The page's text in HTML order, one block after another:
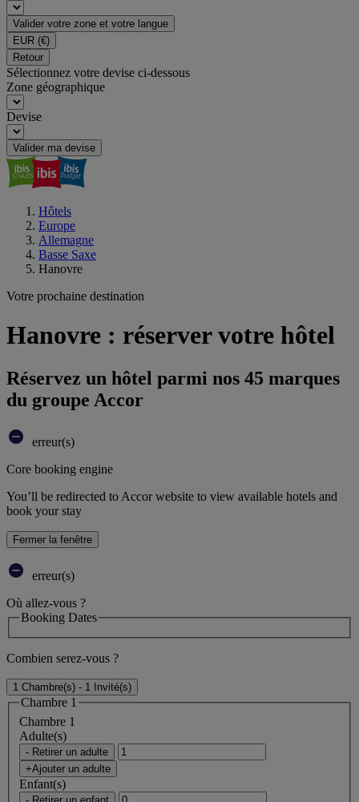
Valider votre zone et votre langue
EUR (€)
Retour
Sélectionnez votre devise ci-dessous
Zone géographique
Devise
Valider ma devise
Hôtels
Europe
Allemagne
Basse Saxe
Hanovre
Votre prochaine destination
Hanovre : réserver votre hôtel
Réservez un hôtel parmi nos 45 marques
du groupe Accor
erreur(s)
Core booking engine
You’ll be redirected to Accor website to view available hotels and
book your stay
Fermer la fenêtre
erreur(s)
Où allez-vous ?
Booking Dates
Combien serez-vous ?
1 Chambre(s) - 1 Invité(s)
Chambre 1
Chambre 1
Adulte(s)
- Retirer un adulte
+Ajouter un adulte
Enfant(s)